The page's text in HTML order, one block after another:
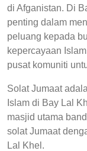
di Afganistan. Di
penting dalam
peluang kepada
kepercayaan
pusat komuniti
Solat Jumaat
Islam di Bay Lal
masjid utama
solat Jumaat
Lal Khel.